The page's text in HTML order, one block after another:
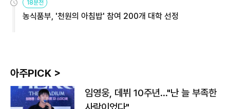
18분전
농식품부, '천원의 아침밥' 참여 200개 대학 선정
아주PICK >
임영웅, 데뷔 10주년…"난 늘 부족한